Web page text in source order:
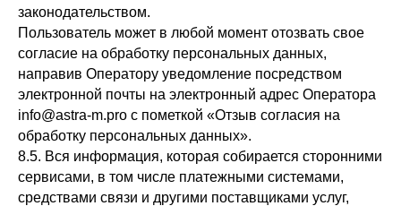
законодательством.
Пользователь может в любой момент отозвать свое
согласие на обработку персональных данных,
направив Оператору уведомление посредством
электронной почты на электронный адрес Оператора
info@astra-m.pro с пометкой «Отзыв согласия на
обработку персональных данных».
8.5. Вся информация, которая собирается сторонними
сервисами, в том числе платежными системами,
средствами связи и другими поставщиками услуг,